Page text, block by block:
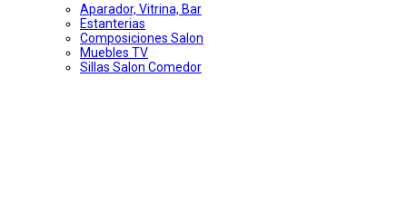
Aparador, Vitrina, Bar
Estanterias
Composiciones Salon
Muebles TV
Sillas Salon Comedor